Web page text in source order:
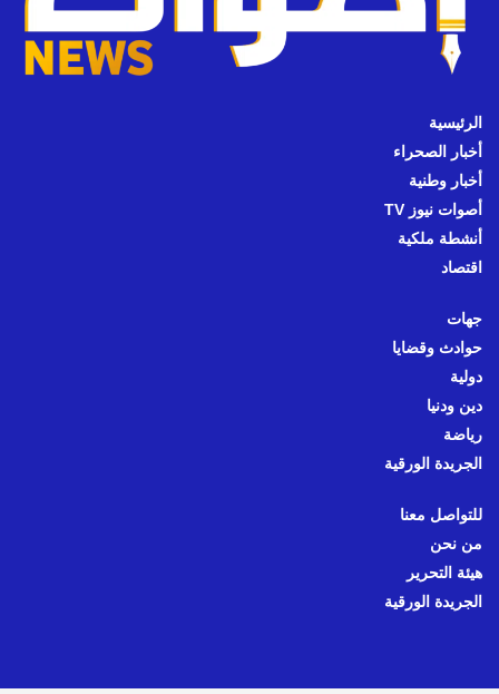
الرئيسية
أخبار الصحراء
أخبار وطنية
أصوات نيوز TV
أنشطة ملكية
اقتصاد
جهات
حوادث وقضايا
دولية
دين ودنيا
رياضة
الجريدة الورقية
للتواصل معنا
من نحن
هيئة التحرير
الجريدة الورقية